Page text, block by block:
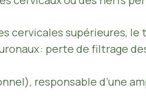
cervicales supérieures,
: perte de filtrage
responsable d’une